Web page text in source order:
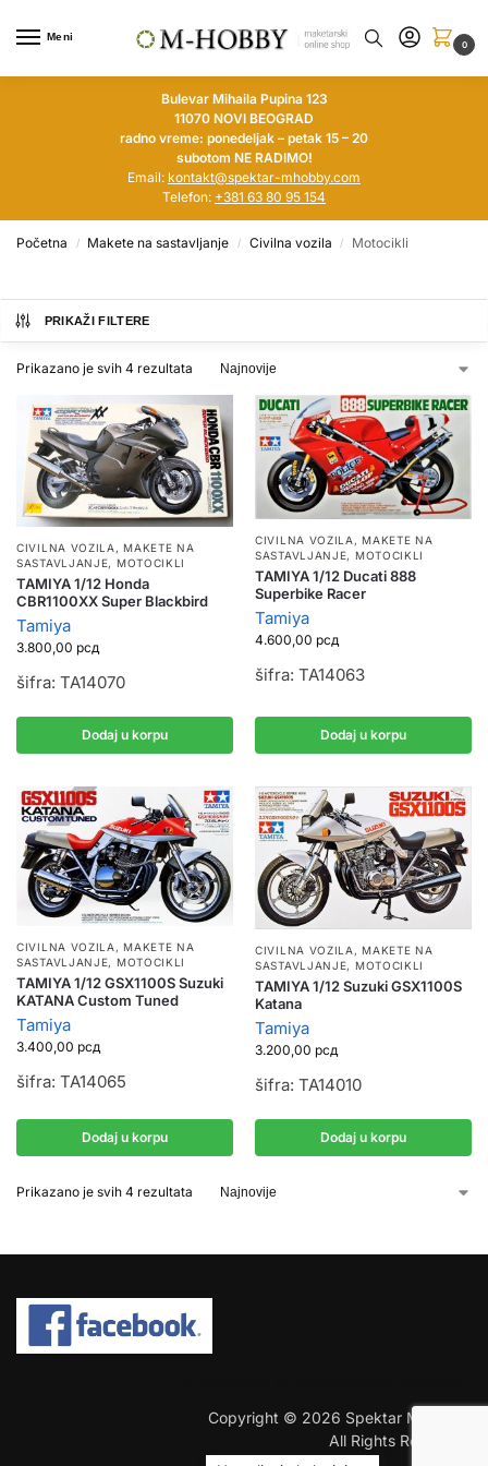
Meni
0
Bulevar Mihaila Pupina 123
11070 NOVI BEOGRAD
radno vreme: ponedeljak – petak 15 – 20
subotom NE RADIMO!
Email: kontakt@spektar-mhobby.com
Telefon: +381 63 80 95 154
Početna / Makete na sastavljanje / Civilna vozila / Motocikli
PRIKAŽI FILTERE
Prikazano je svih 4 rezultata
CIVILNA VOZILA , MAKETE NA
SASTAVLJANJE, MOTOCIKLI
TAMIYA 1/12 Honda
CBR1100XX Super Blackbird
Tamiya
3.800,00 рсд
šifra: TA14070
Dodaj u korpu
CIVILNA VOZILA ,MAKETE NA
SASTAVLJANJE, MOTOCIKLI
TAMIYA 1/12 Ducati 888
Superbike Racer
Tamiya
4.600,00 рсд
šifra: TA14063
Dodaj u korpu
CIVILNA VOZILA ,MAKETE NA
SASTAVLJANJE, MOTOCIKLI
TAMIYA 1/12 GSX1100S Suzuki
KATANA Custom Tuned
Tamiya
3.400,00 рсд
šifra: TA14065
Dodaj u korpu
CIVILNA VOZILA ,MAKETE NA
SASTAVLJANJE, MOTOCIKLI
TAMIYA 1/12 Suzuki GSX1100S
Katana
Tamiya
3.200,00 рсд
šifra: TA14010
Dodaj u korpu
Prikazano je svih 4 rezultata
Copyright © 2026 Spektar MHobby.
All Rights Reserved.